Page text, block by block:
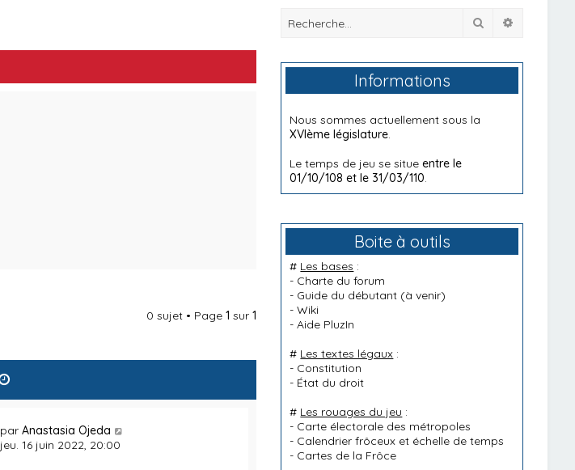
0 sujet • Page1 sur1
parAnastasia Ojeda
jeu. 16 juin 2022, 20:00
Rechercher
Informations
Nous sommes actuellement sous la
XVIème législature.
Le temps de jeu se situeentre le
01/10/108 et le 31/03/110.
Boite à outils
# Les bases :
- Charte du forum
- Guide du débutant (à venir)
-Wiki
-Aide PluzIn
# Les textes légaux :
- Constitution
- État du droit
# Les rouages du jeu :
- Carte électorale des métropoles
- Calendrier frôceux et échelle de temps
- Cartes de la Frôce